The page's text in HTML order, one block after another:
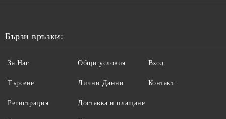
Бързи връзки:
За Нас
Търсене
Регистрация
Общи условия
Лични Данни
Доставка и плащане
Вход
Контакт